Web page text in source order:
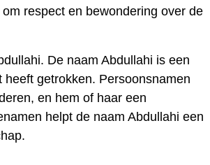
respect en bewondering over de
De naam Abdullahi is een
getrokken. Persoonsnamen
en hem of haar een
helpt de naam Abdullahi een